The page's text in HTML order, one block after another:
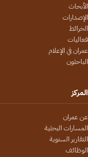
الأبحاث
الإصدارات
الخرائط
فعاليات
عمران في الإعلام
الباحثون
المركز
عن عمران
المسارات البحثية
التقارير السنوية
الوظائف